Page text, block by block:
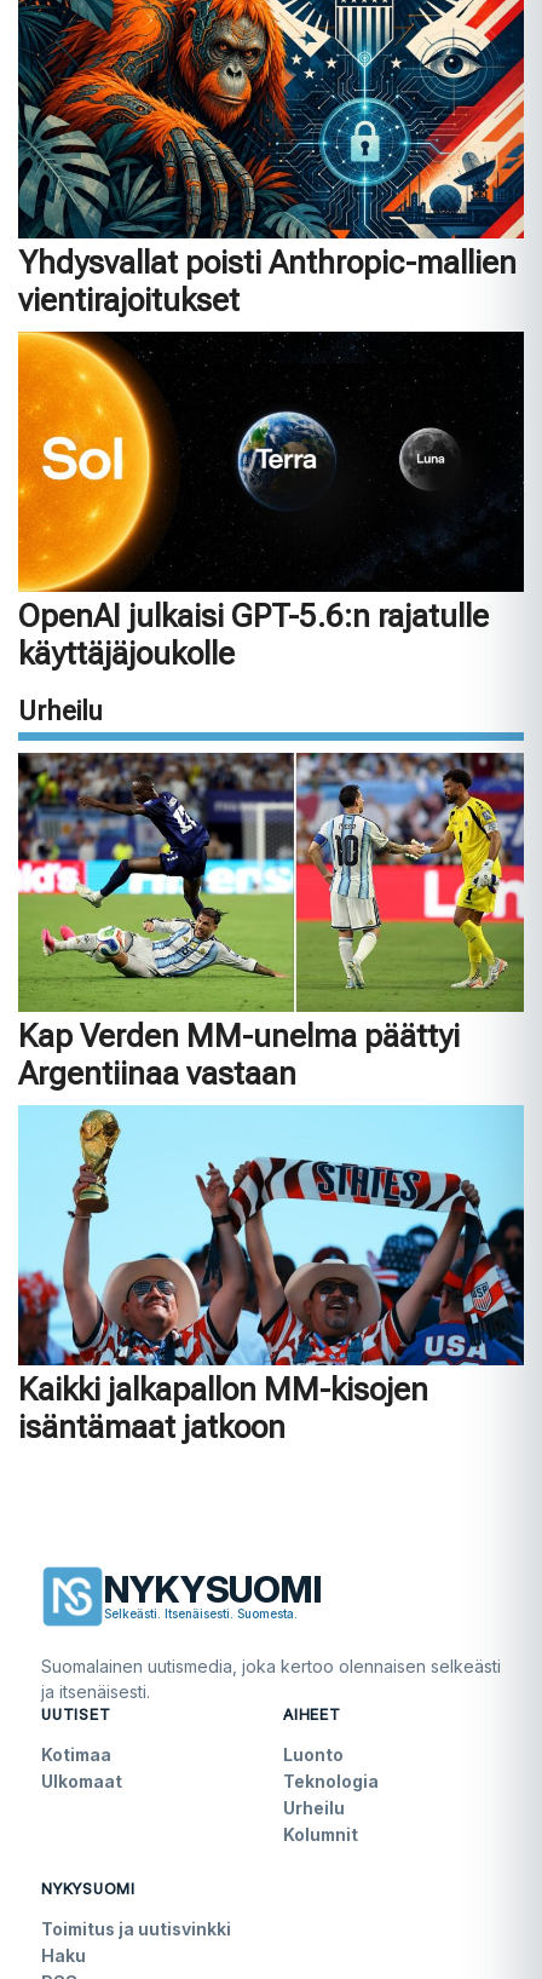
Yhdysvallat poisti Anthropic-mallien
vientirajoitukset
OpenAI julkaisi GPT-5.6:n rajatulle
käyttäjäjoukolle
Urheilu
Kap Verden MM-unelma päättyi
Argentiinaa vastaan
Kaikki jalkapallon MM-kisojen
isäntämaat jatkoon
NYKYSUOMI
Selkeästi. Itsenäisesti. Suomesta.
Suomalainen uutismedia, joka kertoo olennaisen selkeästi
ja itsenäisesti.
UUTISET
Kotimaa
Ulkomaat
AIHEET
Luonto
Teknologia
Urheilu
Kolumnit
NYKYSUOMI
Toimitus ja uutisvinkki
Haku